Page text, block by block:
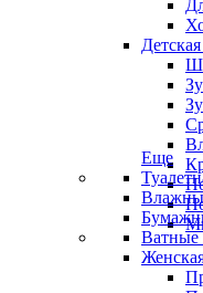
Еще
Ватные